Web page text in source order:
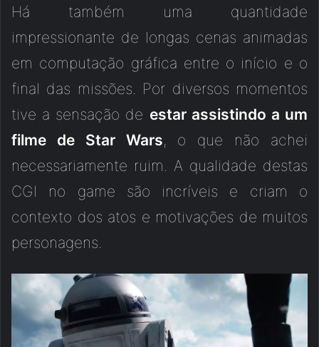
Há também uma quantidade
impressionante de longas cenas animadas
em computação gráfica entre o início e o
final das missões. Por diversos momentos
tive a sensação de estar assistindo a um
filme de Star Wars, o que não achei
necessariamente ruim. A qualidade destas
CGI no game são incríveis e criam o
contexto dos atos e motivações de muitos
personagens.